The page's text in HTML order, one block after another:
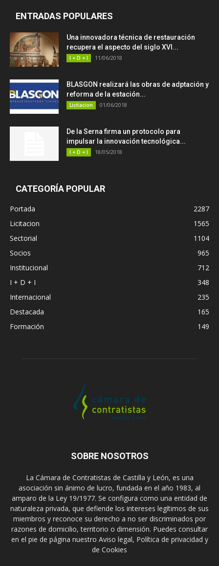
ENTRADAS POPULARES
Una innovadora técnica de restauración
recupera el aspecto del siglo XVI...
I + D + I 11/06/2018
BLASGON realizará las obras de adptación y
reforma de la estación...
Licitacion 01/06/2018
De la Serna firma un protocolo para
impulsar la innovación tecnológica...
I + D + I 18/05/2018
CATEGORÍA POPULAR
Portada
2287
Licitacion
1565
Sectorial
1104
Socios
965
Institucional
712
I + D + I
348
Internacional
235
Destacada
165
Formación
149
SOBRE NOSOTROS
La Cámara de Contratistas de Castilla y León, es una
asociación sin ánimo de lucro, fundada en el año 1983, al
amparo de la Ley 19/1977. Se configura como una entidad de
naturaleza privada, que defiende los intereses legítimos de sus
miembros y reconoce su derecho a no ser discriminados por
razones de domicilio, territorio o dimensión. Puedes consultar
en el pie de página nuestro Aviso legal, Política de privacidad y
de Cookies